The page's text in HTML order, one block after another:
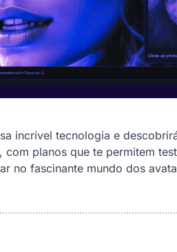
incrível tecnologia e
planos que te permitem
no fascinante mundo dos